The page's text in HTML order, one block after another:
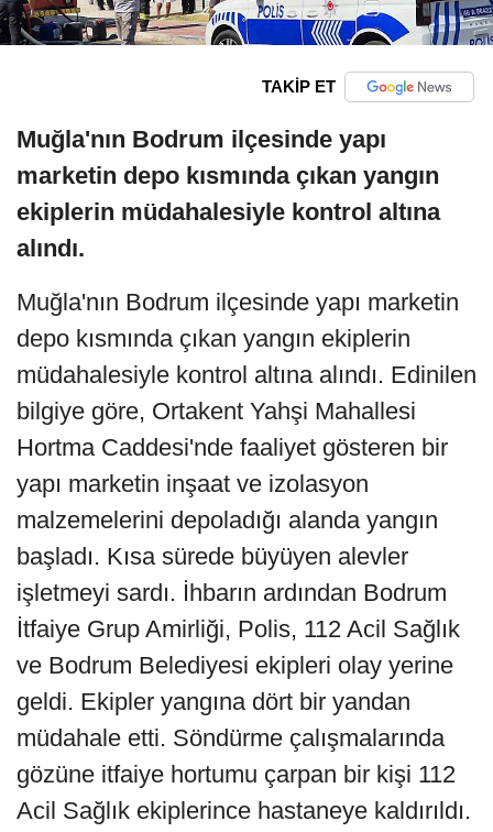
TAKİP ET
Muğla'nın Bodrum ilçesinde yapı
marketin depo kısmında çıkan yangın
ekiplerin müdahalesiyle kontrol altına
alındı.
Muğla'nın Bodrum ilçesinde yapı marketin
depo kısmında çıkan yangın ekiplerin
müdahalesiyle kontrol altına alındı. Edinilen
bilgiye göre, Ortakent Yahşi Mahallesi
Hortma Caddesi'nde faaliyet gösteren bir
yapı marketin inşaat ve izolasyon
malzemelerini depoladığı alanda yangın
başladı. Kısa sürede büyüyen alevler
işletmeyi sardı. İhbarın ardından Bodrum
İtfaiye Grup Amirliği, Polis, 112 Acil Sağlık
ve Bodrum Belediyesi ekipleri olay yerine
geldi. Ekipler yangına dört bir yandan
müdahale etti. Söndürme çalışmalarında
gözüne itfaiye hortumu çarpan bir kişi 112
Acil Sağlık ekiplerince hastaneye kaldırıldı.